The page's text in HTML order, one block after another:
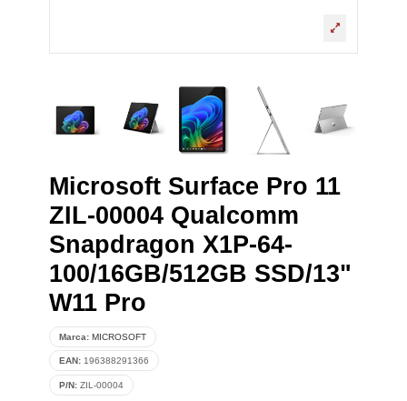
Microsoft Surface Pro 11
ZIL-00004 Qualcomm
Snapdragon X1P-64-
100/16GB/512GB SSD/13"
W11 Pro
Marca: MICROSOFT
EAN: 196388291366
P/N: ZIL-00004